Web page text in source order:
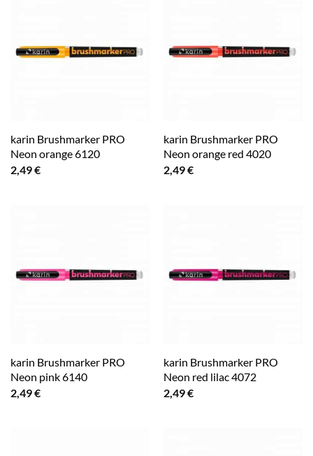
karin Brushmarker PRO
Neon orange 6120
2,49€
karin Brushmarker PRO
Neon orange red 4020
2,49€
karin Brushmarker PRO
Neon pink 6140
2,49€
karin Brushmarker PRO
Neon red lilac 4072
2,49€